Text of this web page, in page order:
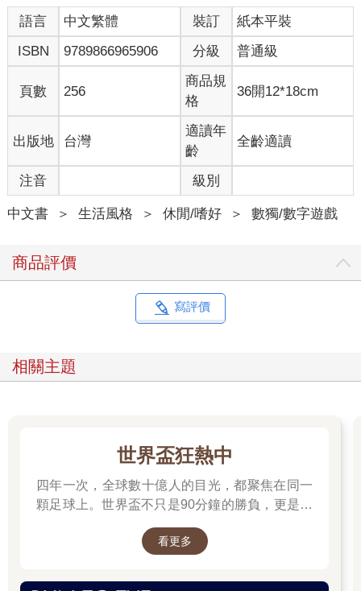
語言 中文繁體 裝訂
紙本平裝
ISBN
9789866965906 分級 普通級
頁數 256
商品規
格
36開12*18cm
出版地 台灣
適讀年
齡
全齡適讀
注音 級別
中文書 ＞ 生活風格 ＞ 休閒/嗜好 ＞ 數獨/數字遊戲
商品評價
寫評價
相關主題
世界盃狂熱中
四年一次，全球數十億人的目光，都聚焦在同一
顆足球上。世界盃不只是90分鐘的勝負，更是一
每一次精彩進球，都凝聚無數汗水；每一支國家
迷，還是因世界盃開始愛上足球，都能在這裡找
看更多